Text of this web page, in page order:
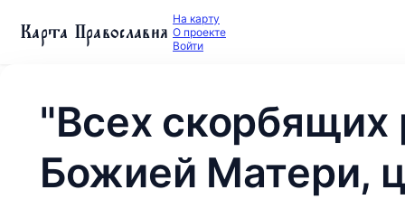
Карта Православия На карту
О проекте
Войти
"Всех скорбящих
Божией Матери,